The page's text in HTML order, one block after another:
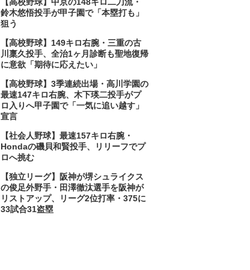
鈴木悠悟投手が甲子園で「本塁打も」
狙う
【高校野球】149キロ右腕・三重の古
川稟久投手、全治1ヶ月診断も聖地復帰
に意欲「期待に応えたい」
【高校野球】3季連続出場・高川学園の
最速147キロ右腕、木下瑛二投手がプ
ロ入りへ甲子園で「一気に追い越す」
宣言
【社会人野球】最速157キロ右腕・
Hondaの磯貝和賢投手、リリーフでプ
ロへ挑む
【独立リーグ】阪神が堺シュライクス
の俊足外野手・田澤徹汰選手を阪神が
リストアップ、リーグ2位打率・375に
33試合31盗塁